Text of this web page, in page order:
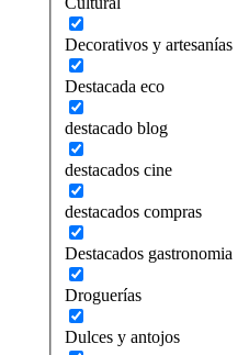
Decorativos y artesanías
Destacada eco
destacado blog
destacados cine
destacados compras
Destacados gastronomia
Droguerías
Dulces y antojos